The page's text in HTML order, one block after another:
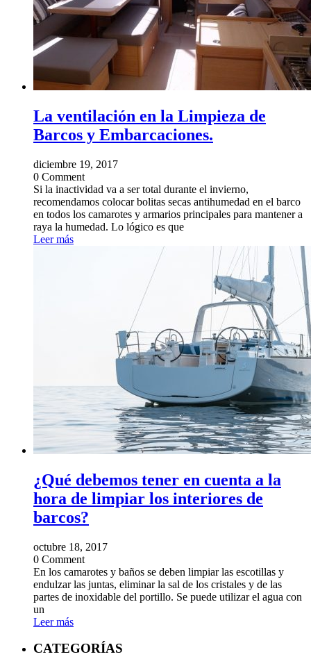
La ventilación en la Limpieza de
Barcos y Embarcaciones.
diciembre 19, 2017
0 Comment
Si la inactividad va a ser total durante el invierno,
recomendamos colocar bolitas secas antihumedad en el barco
en todos los camarotes y armarios principales para mantener a
raya la humedad. Lo lógico es que
Leer más
¿Qué debemos tener en cuenta a la
hora de limpiar los interiores de
barcos?
octubre 18, 2017
0 Comment
En los camarotes y baños se deben limpiar las escotillas y
endulzar las juntas, eliminar la sal de los cristales y de las
partes de inoxidable del portillo. Se puede utilizar el agua con
un
Leer más
CATEGORÍAS